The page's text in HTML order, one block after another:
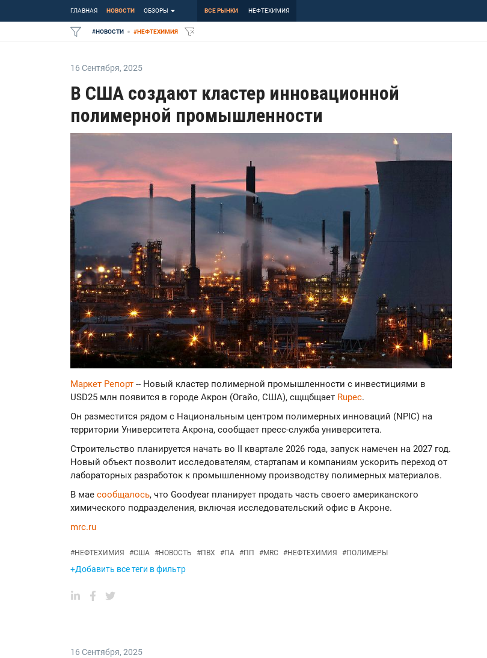
ГЛАВНАЯ НОВОСТИ ОБЗОРЫ ВСЕ РЫНКИ НЕФТЕХИМИЯ
#НОВОСТИ #НЕФТЕХИМИЯ
16 Сентября, 2025
В США создают кластер инновационной
полимерной промышленности
Маркет Репорт -- Новый кластер полимерной промышленности с инвестициями в
USD25 млн появится в городе Акрон (Огайо, США), сщщбщает Rupec.
Он разместится рядом с Национальным центром полимерных инноваций (NPIC) на
территории Университета Акрона, сообщает пресс-служба университета.
Строительство планируется начать во II квартале 2026 года, запуск намечен на 2027 год.
Новый объект позволит исследователям, стартапам и компаниям ускорить переход от
лабораторных разработок к промышленному производству полимерных материалов.
В мае сообщалось, что Goodyear планирует продать часть своего американского
химического подразделения, включая исследовательский офис в Акроне.
mrc.ru
#НЕФТЕХИМИЯ #США #НОВОСТЬ #ПВХ #ПА #ПП #MRC #НЕФТЕХИМИЯ #ПОЛИМЕРЫ
+Добавить все теги в фильтр
16 Сентября, 2025